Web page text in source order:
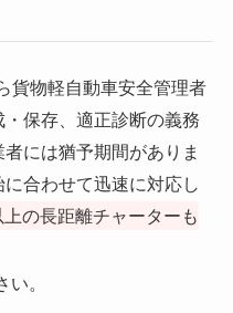
貨物軽自動車安全管理者
保存、適正診断の義務
には猶予期間がありま
合わせて迅速に対応し
の長距離チャーターも
い。